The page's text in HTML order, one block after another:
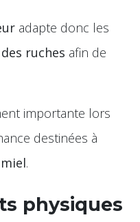
adapte donc les
ruches afin de
importante lors
destinées à
.
physiques